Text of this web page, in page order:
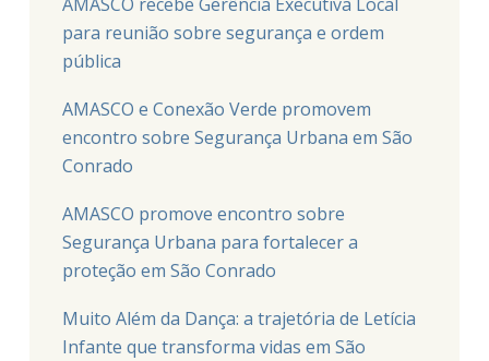
para reunião sobre segurança e ordem
pública
AMASCO e Conexão Verde promovem
encontro sobre Segurança Urbana em São
Conrado
AMASCO promove encontro sobre
Segurança Urbana para fortalecer a
proteção em São Conrado
Muito Além da Dança: a trajetória de Letícia
Infante que transforma vidas em São